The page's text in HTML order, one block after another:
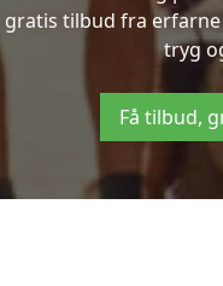
gratis tilbud fra
tryg
Få tilbud,